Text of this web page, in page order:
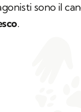
sono il
.